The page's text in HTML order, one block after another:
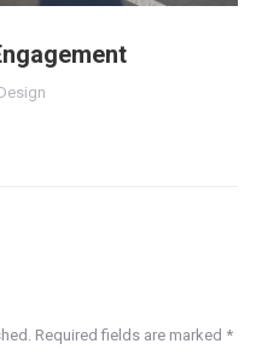
Required fields are marked *